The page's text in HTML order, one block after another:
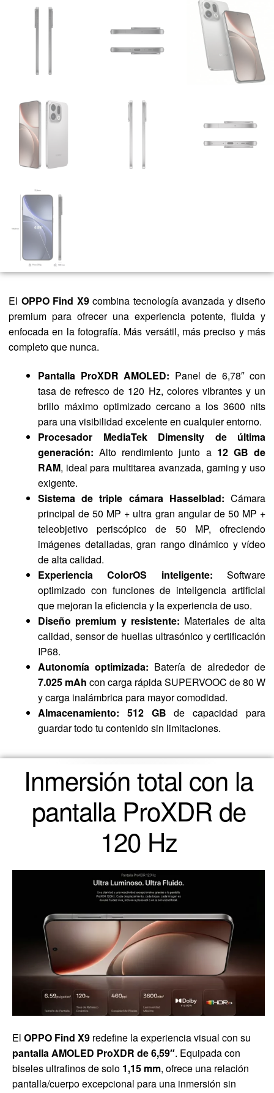
El OPPO Find X9combina tecnología avanzada y diseño
premium para ofrecer una experiencia potente, fluida y
enfocada en la fotografía. Más versátil, más preciso y más
completo que nunca.
Pantalla ProXDR AMOLED: Panel de 6,78″ con
tasa de refresco de 120 Hz, colores vibrantes y un
brillo máximo optimizado cercano a los 3600 nits
para una visibilidad excelente en cualquier entorno.
Procesador MediaTek Dimensity de última
generación: Alto rendimiento junto a 12 GB de
RAM, ideal para multitarea avanzada, gaming y uso
exigente.
Sistema de triple cámara Hasselblad: Cámara
principal de 50 MP + ultra gran angular de 50 MP +
teleobjetivo periscópico de 50 MP, ofreciendo
imágenes detalladas, gran rango dinámico y vídeo
de alta calidad.
Experiencia ColorOS inteligente: Software
optimizado con funciones de inteligencia artificial
que mejoran la eficiencia y la experiencia de uso.
Diseño premium y resistente: Materiales de alta
calidad, sensor de huellas ultrasónico y certificación
IP68.
Autonomía optimizada: Batería de alrededor de
7.025 mAh con carga rápida SUPERVOOC de 80 W
y carga inalámbrica para mayor comodidad.
Almacenamiento:
512 GB de capacidad para
guardar todo tu contenido sin limitaciones.
Inmersión total con la
pantalla ProXDR de
120 Hz
El OPPO Find X9 redefine la experiencia visual con su
pantalla AMOLED ProXDR de 6,59″. Equipada con
biseles ultrafinos de solo 1,15 mm, ofrece una relación
pantalla/cuerpo excepcional para una inmersión sin